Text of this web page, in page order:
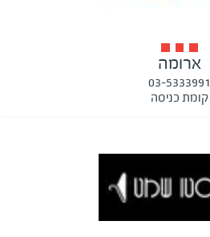
ארומה
03-5333991
קומת כניסה